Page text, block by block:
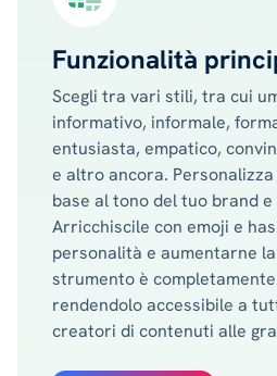
Funzionalità
Scegli tra vari stili, tra cui
informativo, informale,
entusiasta, empatico,
e altro ancora.
base al tono del tuo brand
Arricchiscile con emoji e
personalità e aumentarne
strumento è
rendendolo accessibile a
creatori di contenuti alle